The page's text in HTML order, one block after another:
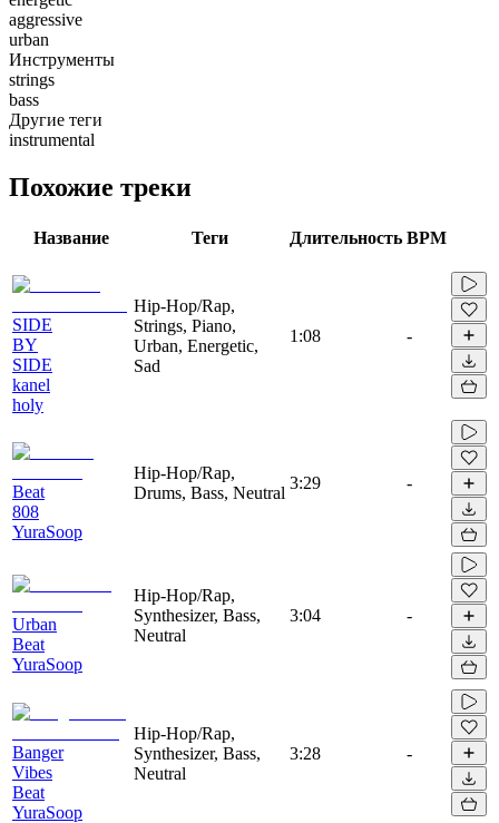
aggressive
urban
Инструменты
strings
bass
Другие теги
instrumental
Похожие треки
Название Теги Длительность BPM
SIDE
BY
SIDE
kanel
holy
Hip-Hop/Rap,
Strings, Piano,
Urban, Energetic,
Sad
1:08 -
Beat
808
YuraSoop
Hip-Hop/Rap,
Drums, Bass, Neutral
3:29 -
Urban
Beat
YuraSoop
Hip-Hop/Rap,
Synthesizer, Bass,
Neutral
3:04 -
Banger
Vibes
Beat
YuraSoop
Hip-Hop/Rap,
Synthesizer, Bass,
Neutral
3:28 -